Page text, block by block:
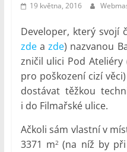
19 května, 2016
Developer, který svojí
zdeazde) nazvanou
zničil ulici Pod
pro poškození cizí
dostávat těžkou
i do Filmařské ulice.
Ačkoli sám vlastní v
3371 m2(na níž by